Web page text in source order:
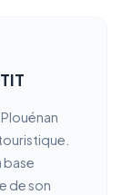
Plouénan
base
de son